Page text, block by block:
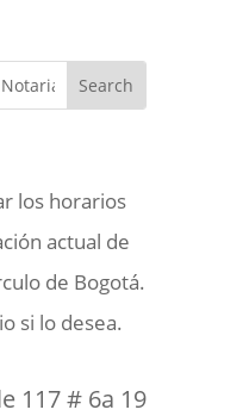
los horarios
actual de
de Bogotá.
si lo desea.
117 # 6a 19